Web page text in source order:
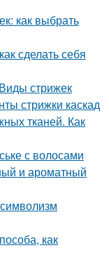
как выбрать
сделать себя
стрижек
стрижки каскад
тканей. Как
с волосами
и ароматный
как